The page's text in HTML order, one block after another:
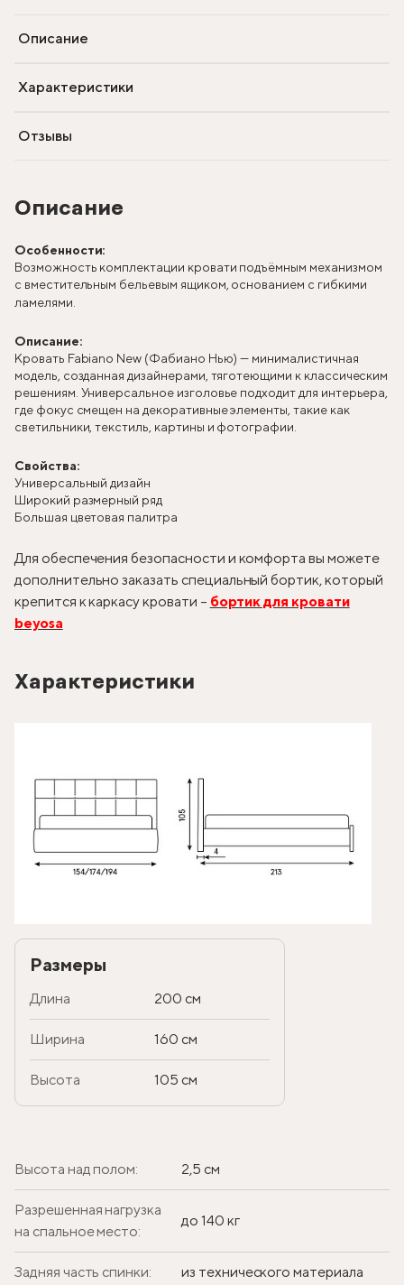
Описание
Особенности:
Возможность комплектации кровати подъёмным механизмом
с вместительным бельевым ящиком, основанием с гибкими
ламелями.
Описание:
Кровать Fabiano New (Фабиано Нью) — минималистичная
модель, созданная дизайнерами, тяготеющими к классическим
решениям. Универсальное изголовье подходит для интерьера,
где фокус смещен на декоративные элементы, такие как
светильники, текстиль, картины и фотографии.
Свойства:
Универсальный дизайн
Широкий размерный ряд
Большая цветовая палитра
Для обеспечения безопасности и комфорта вы можете
дополнительно заказать специальный бортик, который
крепится к каркасу кровати – бортик для кровати
beyosa
Характеристики
Размеры
Длина 200 см
Ширина 160 см
Высота 105 см
Высота над полом: 2,5 см
Разрешенная нагрузка
на спальное место:
до 140 кг
Задняя часть спинки: из технического материала
Описание
Характеристики
Отзывы